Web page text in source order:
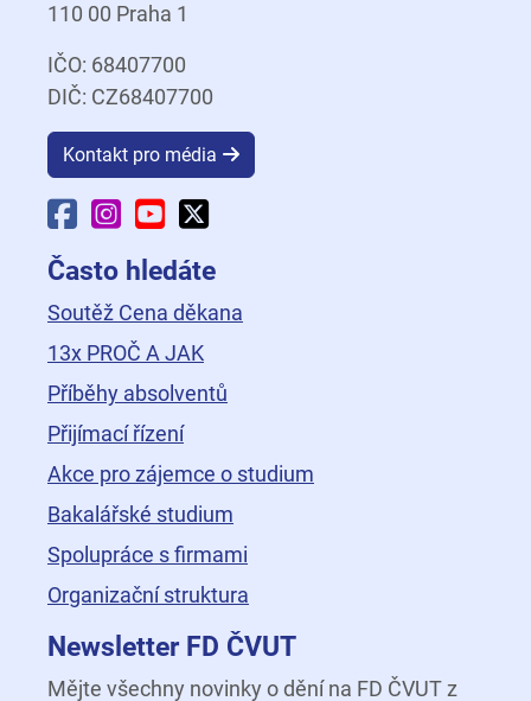
110 00 Praha 1
IČO: 68407700
DIČ: CZ68407700
Kontakt pro média
Facebook Fakulty dopravní
Instagram Fakulty dopravní
YouTube Fakulty dopravní
Často hledáte
Soutěž Cena děkana
13x PROČ A JAK
Příběhy absolventů
Přijímací řízení
Akce pro zájemce o studium
Bakalářské studium
Spolupráce s firmami
Organizační struktura
Newsletter FD ČVUT
Mějte všechny novinky o dění na FD ČVUT z